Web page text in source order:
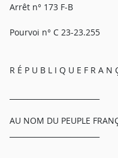
Arrêt n° 173 F-B
Pourvoi n° C 23-23.255
R É P U B L I Q U E F R A N
AU NOM DU PEUPLE